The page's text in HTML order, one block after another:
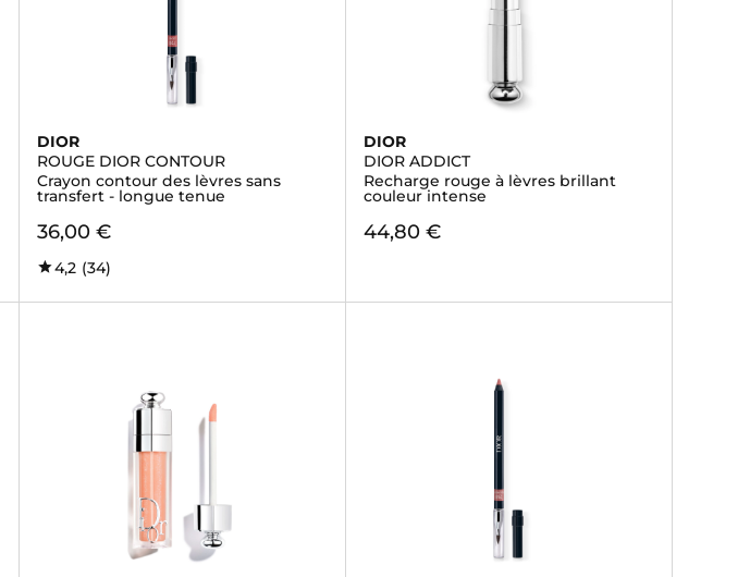
DIOR
ROUGE DIOR CONTOUR
Crayon contour des lèvres sans
transfert - longue tenue
36,00 €
4,2 (34)
DIOR
DIOR ADDICT
Recharge rouge à lèvres brillant
couleur intense
44,80 €